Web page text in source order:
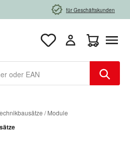
für Geschäftskunden
/ Module